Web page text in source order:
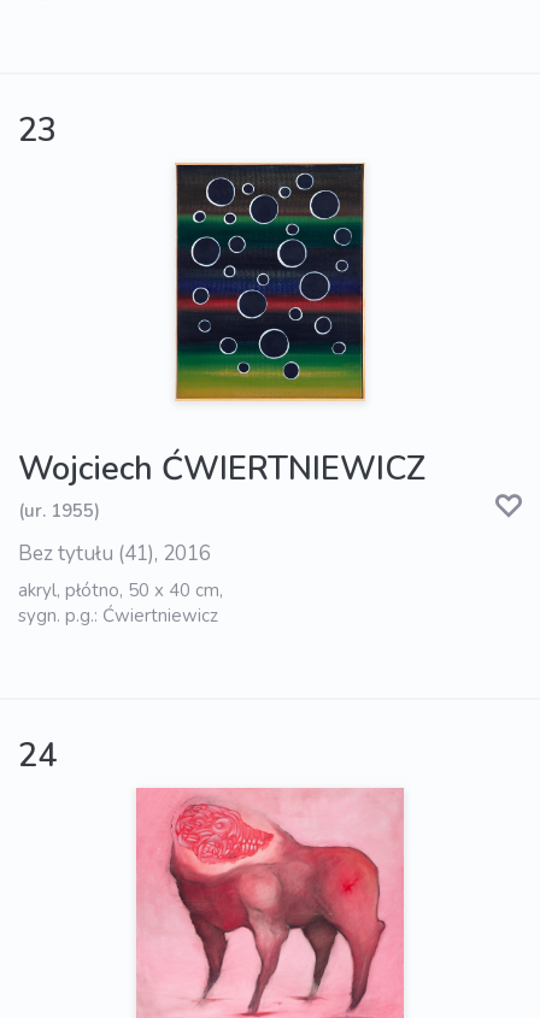
23
Wojciech ĆWIERTNIEWICZ
(ur. 1955)
Bez tytułu (41), 2016
akryl, płótno, 50 x 40 cm,
sygn. p.g.: Ćwiertniewicz
24